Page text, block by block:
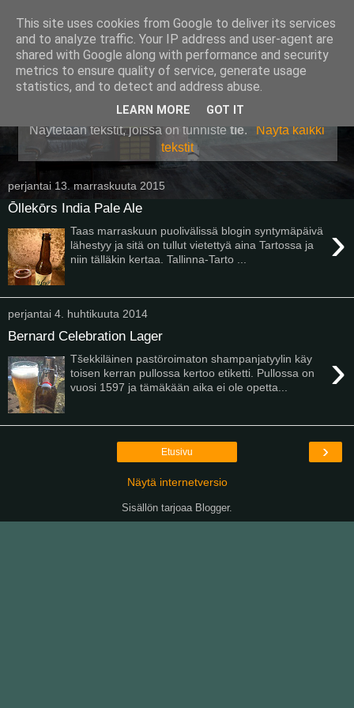
Pullollinen
Näytetään tekstit, joissa on tunnistetie. Näytä kaikki
tekstit
perjantai 13. marraskuuta 2015
Ōllekōrs India Pale Ale
›
Taas marraskuun puolivälissä blogin syntymäpäivä
lähestyy ja sitä on tullut vietettyä aina Tartossa ja
niin tälläkin kertaa. Tallinna-Tarto ...
perjantai 4. huhtikuuta 2014
Bernard Celebration Lager
›
Tšekkiläinen pastöroimaton shampanjatyylin käy
toisen kerran pullossa kertoo etiketti. Pullossa on
vuosi 1597 ja tämäkään aika ei ole opetta...
›
Etusivu
Näytä internetversio
Sisällön tarjoaa Blogger.
This site uses cookies from Google to deliver its services
and to analyze traffic. Your IP address and user-agent are
shared with Google along with performance and security
metrics to ensure quality of service, generate usage
statistics, and to detect and address abuse.
LEARN MORE GOT IT